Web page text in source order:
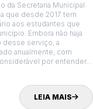
da Secretaria Municipal
que desde 2017 tem
aos estudantes que
Embora não haja
desse serviço, a
anualmente, com
por entender a
LEIA MAIS